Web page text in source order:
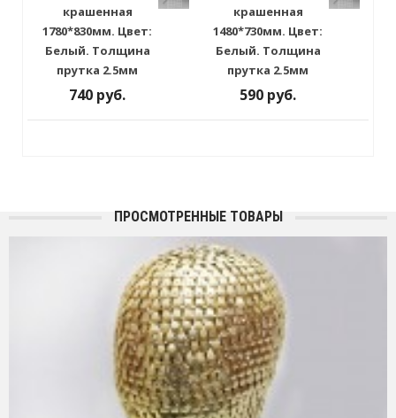
крашенная
1780*830мм. Цвет:
Белый. Толщина
прутка 2.5мм
740 руб.
крашенная
1480*730мм. Цвет:
Белый. Толщина
прутка 2.5мм
590 руб.
ПРОСМОТРЕННЫЕ ТОВАРЫ